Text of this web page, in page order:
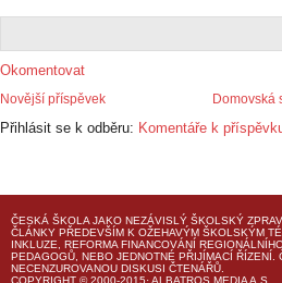
Okomentovat
Novější příspěvek Domovská
Přihlásit se k odběru: Komentáře k
ČESKÁ ŠKOLA JAKO NEZÁVISLÝ ŠKOLSKÝ
ČLÁNKY PŘEDEVŠÍM K OŽEHAVÝM ŠKOLSKÝM
INKLUZE, REFORMA FINANCOVÁNÍ
PEDAGOGŮ, NEBO JEDNOTNÉ PŘIJÍMACÍ ŘÍZENÍ.
NECENZUROVANOU DISKUSI ČTENÁŘŮ.
COPYRIGHT © 2000-2015· ALBATROS MEDIA A.S.